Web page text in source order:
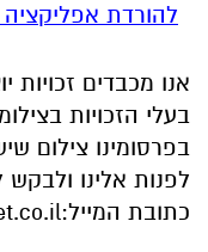
להורדת
אנו מכבדים
בעלי הזכויות
בפרסומינו צילום
לפנות אלינו
כתובת המייל: